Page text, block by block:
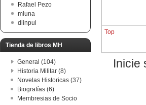
Rafael Pezo
mluna
dlinpul
Tienda de libros MH
General (104)
Historia Militar (8)
Novelas Historicas (37)
Biografías (6)
Membresias de Socio
Top
Inicie